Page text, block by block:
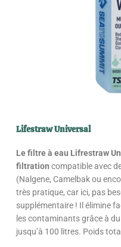
Lifestraw Universal
Le filtre à eau Lifrestraw
filtrationcompatible avec
(Nalgene, Camelbak ou
très pratique, car ici, pas
supplémentaire ! Il élimine
les contaminants grâce à
jusqu’à 100 litres. Poids